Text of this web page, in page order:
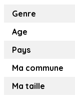
Genre
Age
Pays
Ma commune
Ma taille